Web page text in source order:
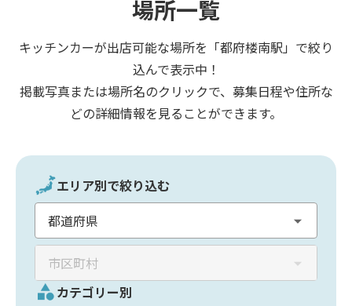
場所一覧
キッチンカーが出店可能な場所を「都府楼南駅」で絞り
込んで表示中！
掲載写真または場所名のクリックで、募集日程や住所な
どの詳細情報を見ることができます。
エリア別で絞り込む
カテゴリー別